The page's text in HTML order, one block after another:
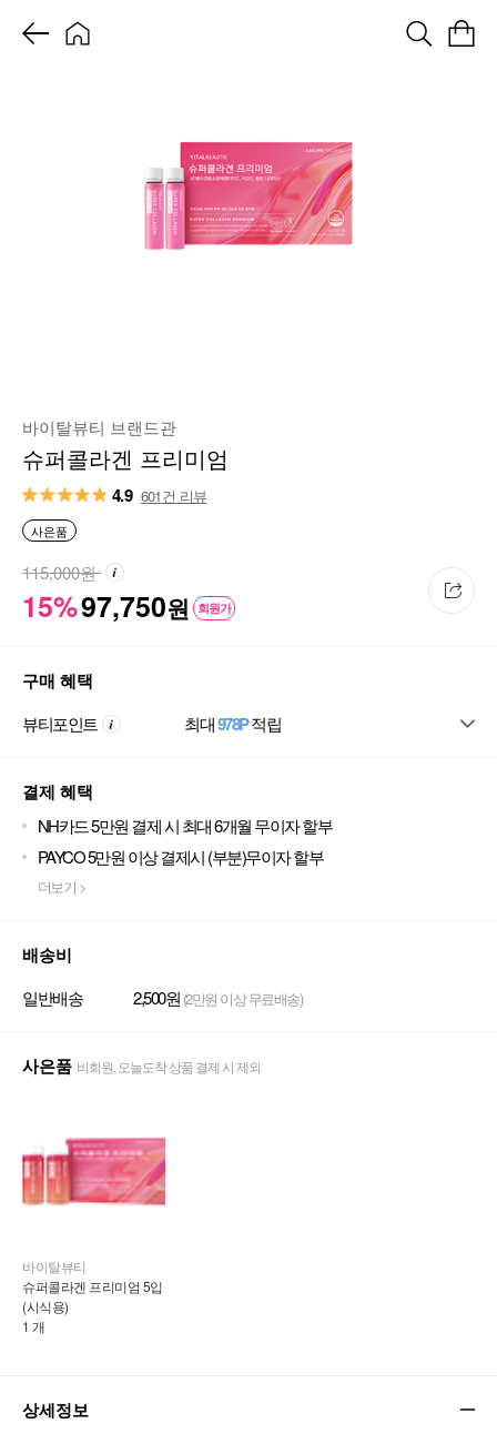
바이탈뷰티 브랜드관
슈퍼콜라겐 프리미엄
4.9 601건 리뷰
사은품
15%97,750원 회원가
115,000원
구매 혜택
뷰티포인트 최대978P적립
결제 혜택
NH카드 5만원 결제 시 최대 6개월 무이자 할부
PAYCO 5만원 이상 결제시 (부분)무이자 할부
더보기 >
배송비
일반배송 2,500원 (2만원 이상 무료배송)
사은품 비회원, 오늘도착 상품 결제 시 제외
바이탈뷰티
슈퍼콜라겐 프리미엄 5입
(시식용)
1 개
상세정보